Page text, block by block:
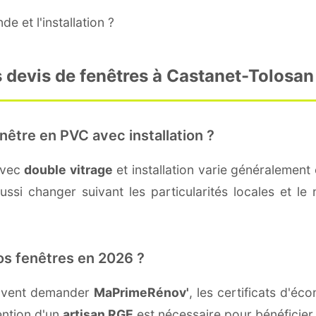
et l'installation ?
de fenêtres à Castanet-Tolosan
en PVC avec installation ?
double vitrage et installation varie
changer suivant les particularités locales et le
fenêtres en 2026 ?
demander MaPrimeRénov', les certificats